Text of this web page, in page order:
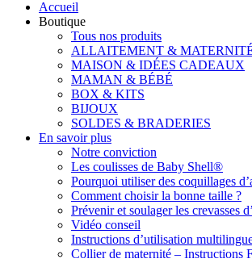
Accueil
Boutique
Tous nos produits
ALLAITEMENT &
MAISON & IDÉES CADEAUX
MAMAN & BÉBÉ
BOX & KITS
BIJOUX
SOLDES & BRADERIES
En savoir plus
Notre conviction
Les coulisses de Baby Shell®
Pourquoi utiliser des coquillages
Comment choisir la bonne taille ?
Prévenir et soulager les crevasses
Vidéo conseil
Instructions d’utilisation
Collier de maternité –